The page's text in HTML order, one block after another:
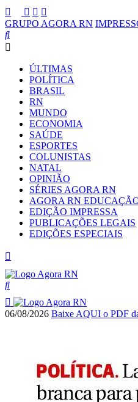
GRUPO AGORA RN
ÚLTIMAS
POLÍTICA
BRASIL
RN
MUNDO
ECONOMIA
SAÚDE
ESPORTES
COLUNISTAS
NATAL
OPINIÃO
SÉRIES AGORA RN
AGORA RN
EDIÇÃO IMPRESSA
PUBLICAÇÕES LEGAIS
EDIÇÕES ESPECIAIS
06/08/2026 Baixe AQUI o PDF